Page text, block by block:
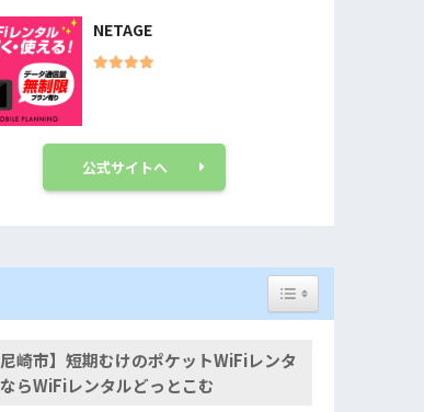
NETAGE
公式サイトへ
Toggle Table of
尼崎市】短期むけのポケットWiFiレンタ
らWiFiレンタルどっとこむ